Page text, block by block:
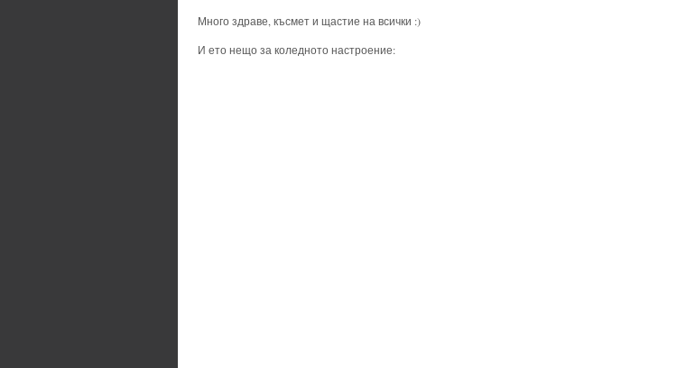
Много здраве, късмет и щастие на всички :)
И ето нещо за коледното настроение: